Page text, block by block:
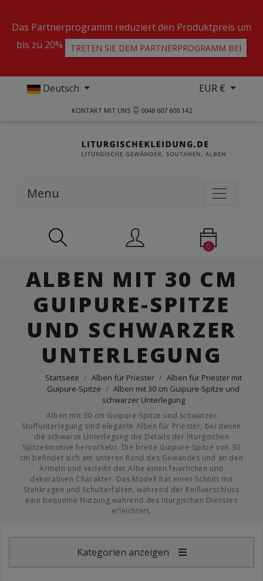
Das Partnerprogramm reduziert den Produktpreis um
bis zu 20%
TRETEN SIE DEM PARTNERPROGRAMM BEI
Deutsch EUR €
KONTAKT MIT UNS 0048 607 600 142
Menu
0
ALBEN MIT 30 CM
GUIPURE-SPITZE
UND SCHWARZER
UNTERLEGUNG
Startseite Alben für Priester
Alben für Priester mit
Guipure-Spitze
Alben mit 30 cm Guipure-Spitze und
schwarzer Unterlegung
Alben mit 30 cm Guipure-Spitze und schwarzer
Stoffunterlegung sind elegante Alben für Priester, bei denen
die schwarze Unterlegung die Details der liturgischen
Spitzenmotive hervorhebt. Die breite Guipure-Spitze von 30
cm befindet sich am unteren Rand des Gewandes und an den
Ärmeln und verleiht der Albe einen feierlichen und
dekorativen Charakter. Das Modell hat einen Schnitt mit
Stehkragen und Schulterfalten, während der Reißverschluss
eine bequeme Nutzung während des liturgischen Dienstes
erleichtert.
Kategorien anzeigen